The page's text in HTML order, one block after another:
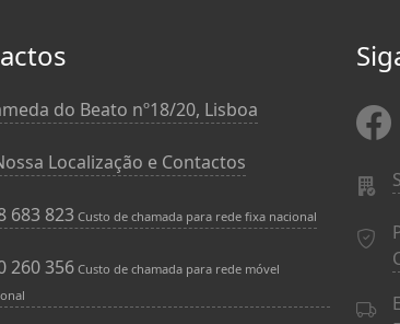
do Beato nº18/20, Lisboa
Localização e Contactos
683 823 Custo de chamada para rede fixa nacional
260 356 Custo de chamada para rede móvel